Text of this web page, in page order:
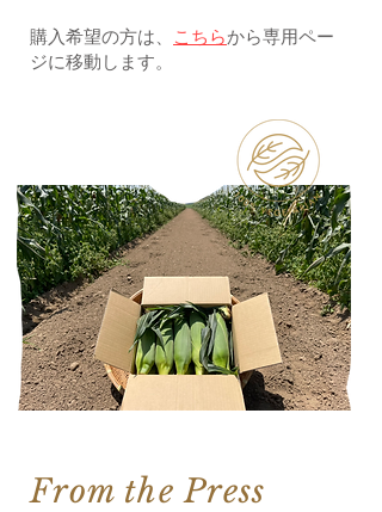
購入希望の方は、 こちらから専用ペー
ジに移動します。
From the Press